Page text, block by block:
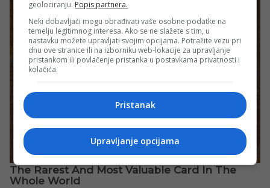
geolociranju. Popis partnera.
Neki dobavljači mogu obrađivati vaše osobne podatke na
temelju legitimnog interesa. Ako se ne slažete s tim, u
nastavku možete upravljati svojim opcijama. Potražite vezu pri
dnu ove stranice ili na izborniku web-lokacije za upravljanje
pristankom ili povlačenje pristanka u postavkama privatnosti i
kolačića.
Pristanak
Upravljanje opcijama